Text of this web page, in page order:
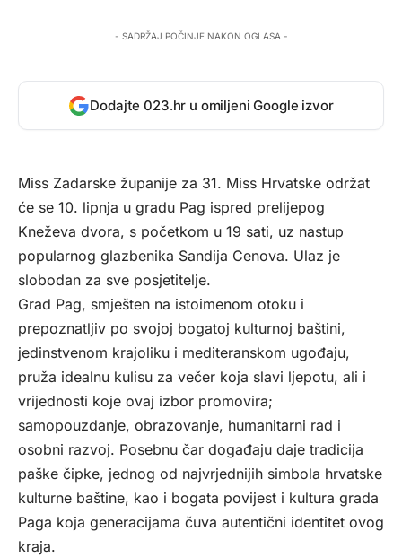
- SADRŽAJ POČINJE NAKON OGLASA -
Dodajte 023.hr u omiljeni Google izvor
Miss Zadarske županije za 31. Miss Hrvatske održat
će se 10. lipnja u gradu Pag ispred prelijepog
Kneževa dvora, s početkom u 19 sati, uz nastup
popularnog glazbenika Sandija Cenova. Ulaz je
slobodan za sve posjetitelje.
Grad Pag, smješten na istoimenom otoku i
prepoznatljiv po svojoj bogatoj kulturnoj baštini,
jedinstvenom krajoliku i mediteranskom ugođaju,
pruža idealnu kulisu za večer koja slavi ljepotu, ali i
vrijednosti koje ovaj izbor promovira;
samopouzdanje, obrazovanje, humanitarni rad i
osobni razvoj. Posebnu čar događaju daje tradicija
paške čipke, jednog od najvrjednijih simbola hrvatske
kulturne baštine, kao i bogata povijest i kultura grada
Paga koja generacijama čuva autentični identitet ovog
kraja.